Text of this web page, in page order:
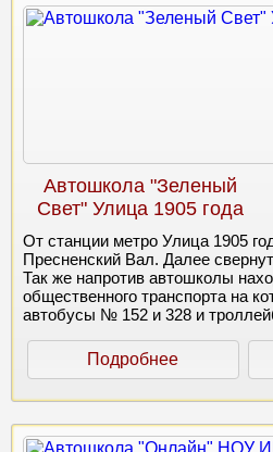
Автошкола "Зеленый
Свет" Улица 1905 года
От станции метро Улица 1905
Пресненский Вал. Далее
Так же напротив автошколы
общественного транспорта на
автобусы № 152 и 328 и
Подробнее